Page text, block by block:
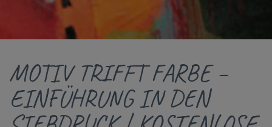
MOTIV TRIFFT FARBE –
EINFÜHRUNG IN DEN